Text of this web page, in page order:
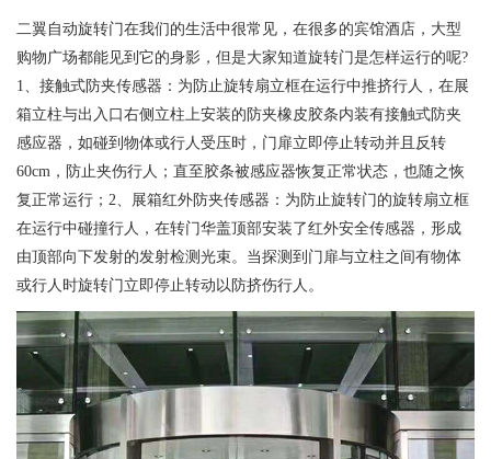
二翼自动旋转门在我们的生活中很常见，在很多的宾馆酒店，大型
购物广场都能见到它的身影，但是大家知道旋转门是怎样运行的呢?
1、接触式防夹传感器：为防止旋转扇立框在运行中推挤行人，在展
箱立柱与出入口右侧立柱上安装的防夹橡皮胶条内装有接触式防夹
感应器，如碰到物体或行人受压时，门扉立即停止转动并且反转
60cm，防止夹伤行人；直至胶条被感应器恢复正常状态，也随之恢
复正常运行；2、展箱红外防夹传感器：为防止旋转门的旋转扇立框
在运行中碰撞行人，在转门华盖顶部安装了红外安全传感器，形成
由顶部向下发射的发射检测光束。当探测到门扉与立柱之间有物体
或行人时旋转门立即停止转动以防挤伤行人。